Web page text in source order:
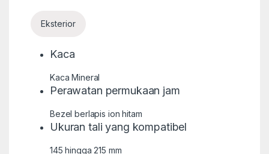
Eksterior
Kaca
Kaca Mineral
Perawatan permukaan jam
Bezel berlapis ion hitam
Ukuran tali yang kompatibel
145 hingga 215 mm